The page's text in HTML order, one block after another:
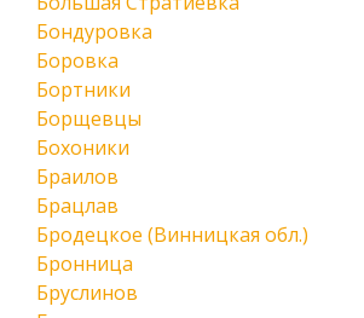
Бондуровка
Боровка
Бортники
Борщевцы
Бохоники
Браилов
Брацлав
Бродецкое (Винницкая обл.)
Бронница
Бруслинов